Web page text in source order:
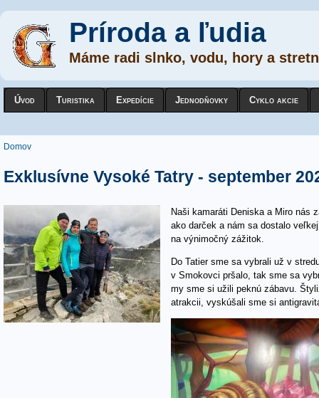
Príroda a ľudia
Máme radi slnko, vodu, hory a
Úvod Turistika Expedície Jednodňovky Cyklo akcie
Nachádzate sa tu
Domov
Exklusívne Vysoké Tatry - september
Naši kamaráti Deniska a Miro nás
ako darček a nám sa dostalo
na výnimočný zážitok.
Do Tatier sme sa vybrali už v
v Smokovci pršalo, tak sme sa
my sme si užili peknú zábavu.
atrakcii, vyskúšali sme si